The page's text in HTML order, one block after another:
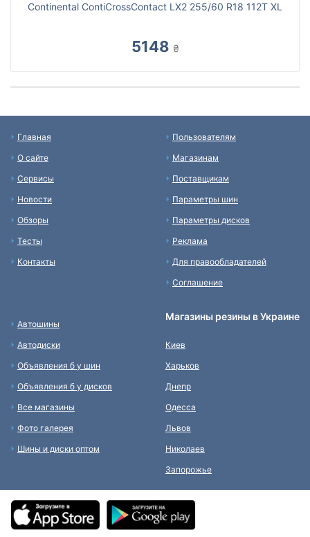
Continental ContiCrossContact LX2 255/60 R18 112T XL
5148 ₴
Главная
О сайте
Сервисы
Новости
Обзоры
Тесты
Контакты
Пользователям
Магазинам
Поставщикам
Параметры шин
Параметры дисков
Реклама
Для правообладателей
Соглашение
Автошины
Автодиски
Объявления б у шин
Объявления б у дисков
Все магазины
Фото галерея
Шины и диски оптом
Магазины резины в Украине
Киев
Харьков
Днепр
Одесса
Львов
Николаев
Запорожье